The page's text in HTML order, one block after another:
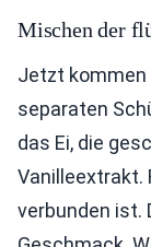
Mischen der
Jetzt kommen
separaten
das Ei, die
Vanilleextrakt.
verbunden ist.